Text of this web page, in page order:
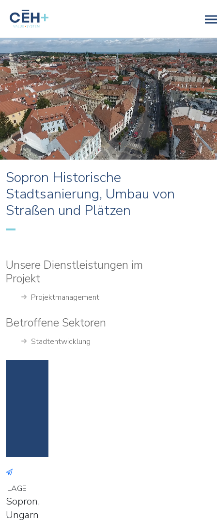
Sopron Historische
Stadtsanierung, Umbau von
Straßen und Plätzen
Unsere Dienstleistungen im
Projekt
Projektmanagement
Betroffene Sektoren
Stadtentwicklung
LAGE
Sopron,
Ungarn